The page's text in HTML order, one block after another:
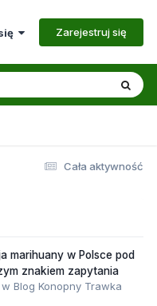
Zarejestruj się
Cała aktywność
marihuany w Polsce pod
znakiem zapytania
w Blog Konopny Trawka